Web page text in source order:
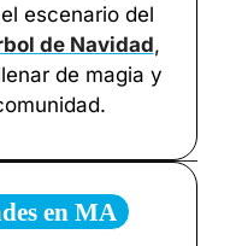
escenario del
de Navidad,
de magia y
en MA